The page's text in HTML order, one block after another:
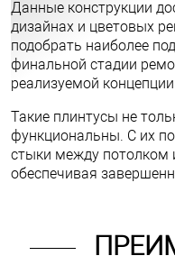
Данные конструкции
дизайнах и цветовых
подобрать наиболее
финальной стадии
реализуемой
Такие плинтусы не
функциональны. С их
стыки между потолком
обеспечивая